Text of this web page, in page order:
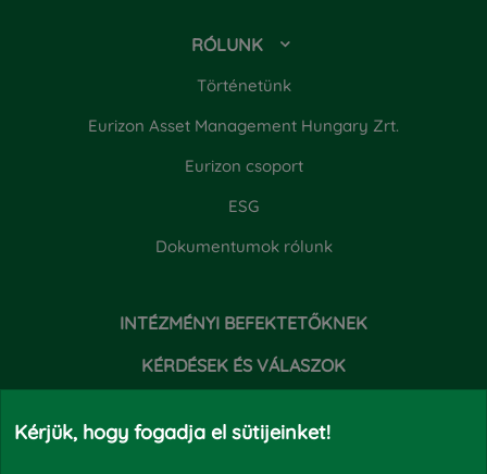
RÓLUNK
Történetünk
Eurizon Asset Management Hungary Zrt.
Eurizon csoport
ESG
Dokumentumok rólunk
INTÉZMÉNYI BEFEKTETŐKNEK
KÉRDÉSEK ÉS VÁLASZOK
Kérjük, hogy fogadja el sütijeinket!